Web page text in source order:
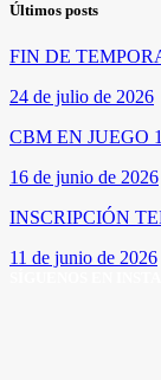
Últimos posts
FIN DE
24 de julio de 2026
CBM EN JUEGO
16 de junio de 2026
INSCRIPCIÓN
11 de junio de 2026